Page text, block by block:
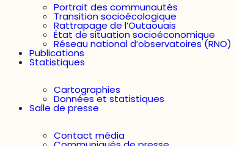
Portrait des communautés
Transition socioécologique
Rattrapage de l’Outaouais
État de situation socioéconomique
Réseau national d’observatoires (RNO)
Publications
Statistiques
Cartographies
Données et statistiques
Salle de presse
Contact média